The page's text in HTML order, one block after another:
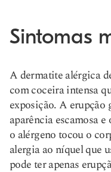
Sintomas
A dermatite alérgica
com coceira intensa
exposição. A erupção
aparência escamosa
o alérgeno tocou o
alergia ao níquel que
pode ter apenas